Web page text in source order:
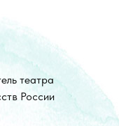
театра
России